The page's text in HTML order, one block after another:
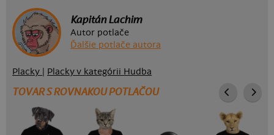
Kapitán Lachim
Autor potlače
Ďalšie potlače autora
Placky Placky v kategórii Hudba
TOVAR S ROVNAKOU POTLAČOU